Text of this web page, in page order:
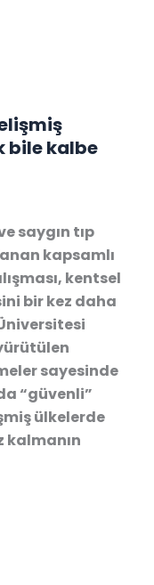
bile kalbe
saygın tıp
kapsamlı
kentsel
bir kez daha
sayesinde
“güvenli”
ülkelerde
kalmanın